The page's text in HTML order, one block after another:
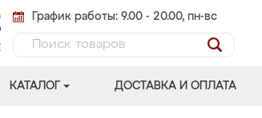
График работы: 9.00 - 20.00, пн-вс
КАТАЛОГ ДОСТАВКА И ОПЛАТА